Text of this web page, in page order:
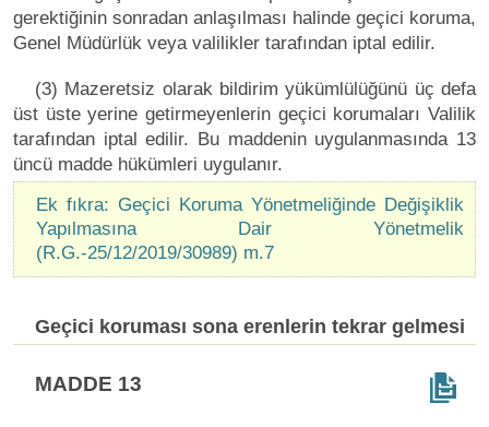
gerektiğinin sonradan anlaşılması halinde geçici koruma,
Genel Müdürlük veya valilikler tarafından iptal edilir.
(3) Mazeretsiz olarak bildirim yükümlülüğünü üç defa
üst üste yerine getirmeyenlerin geçici korumaları Valilik
tarafından iptal edilir. Bu maddenin uygulanmasında 13
üncü madde hükümleri uygulanır.
Ek fıkra: Geçici Koruma Yönetmeliğinde Değişiklik
Yapılmasına Dair Yönetmelik
(R.G.-25/12/2019/30989) m.7
Geçici koruması sona erenlerin tekrar gelmesi
MADDE 13